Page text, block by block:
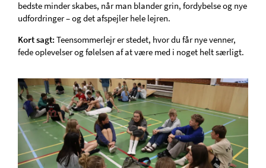
bedste minder skabes, når man blander grin, fordybelse og nye
udfordringer – og det afspejler hele lejren.
Kort sagt: Teensommerlejr er stedet, hvor du får nye venner,
fede oplevelser og følelsen af at være med i noget helt særligt.